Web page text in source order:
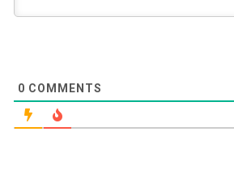
0 COMMENTS